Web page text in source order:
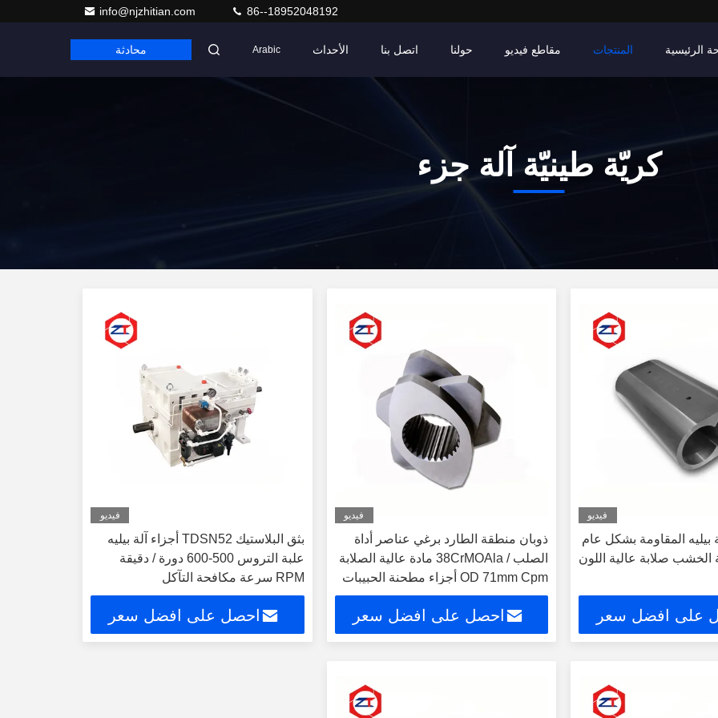
info@njzhitian.com 86--18952048192
الرئيسية المنتجات مقاطع فيديو حولنا اتصل بنا الأحداث Arabic محادثة
كريّة طينيّة آلة جزء
فيديو
بيليه المقاومة بشكل عام
الخشب صلابة عالية اللون
على افضل سعر
فيديو
ذوبان منطقة الطارد برغي عناصر أداة
الصلب / 38CrMOAla مادة عالية الصلابة
OD 71mm Cpm أجزاء مطحنة الحبيبات
احصل على افضل سعر
فيديو
بثق البلاستيك TDSN52 أجزاء آلة بيليه
علبة التروس 500-600 دورة / دقيقة
RPM سرعة مكافحة التآكل
احصل على افضل سعر